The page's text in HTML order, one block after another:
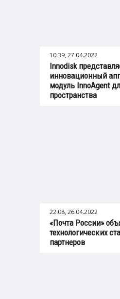
10:39, 27.04.2022
Innodisk
инновационный
модуль InnoAgent
пространства
22:08, 26.04.2022
«Почта России»
технологических
партнеров